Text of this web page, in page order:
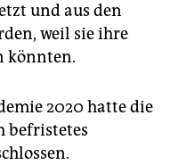
und aus den
weil sie ihre
könnten.
2020 hatte die
befristetes